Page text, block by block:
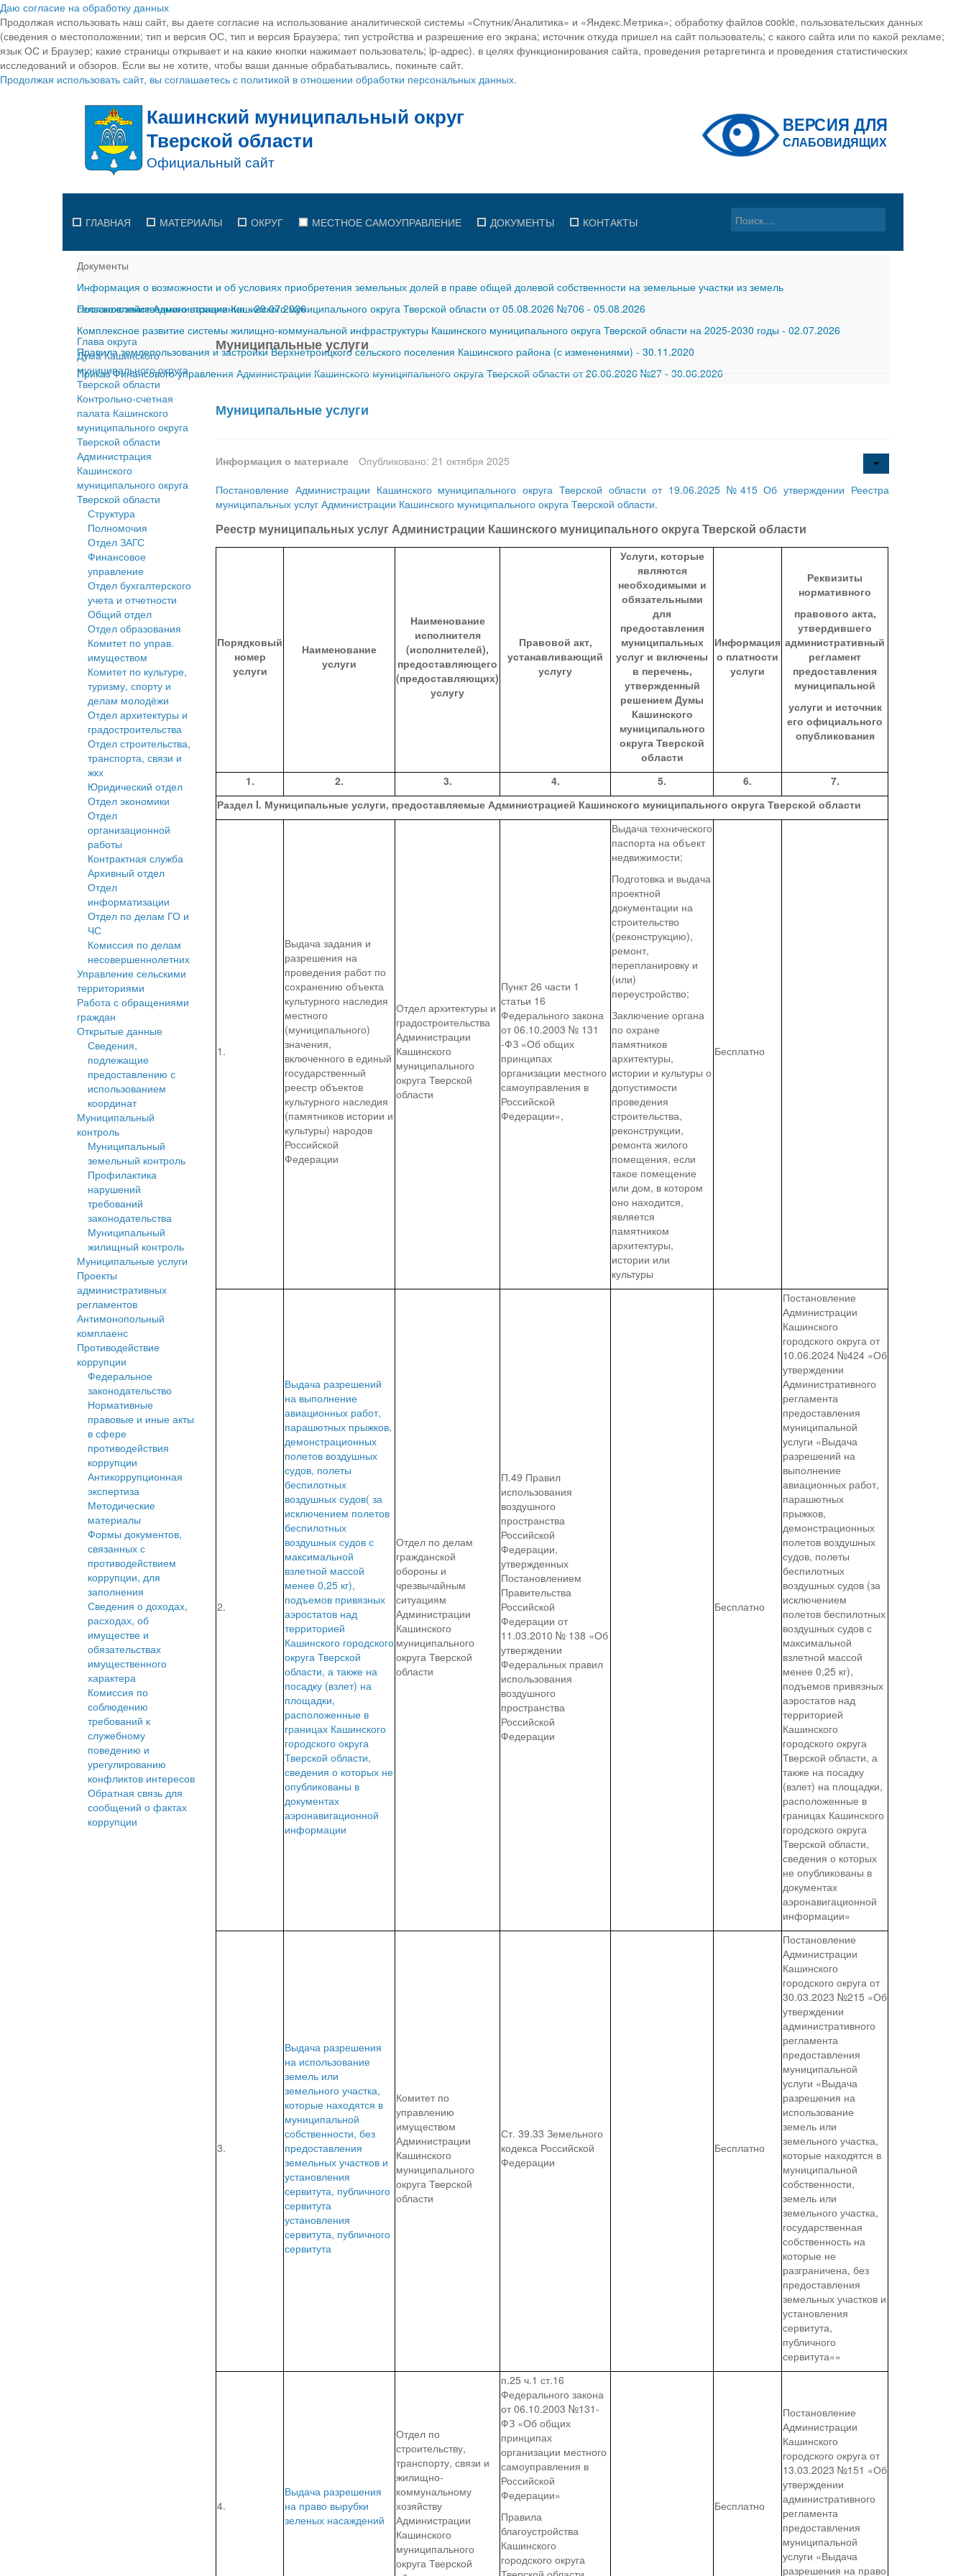
Даю согласие на обработку данных
Продолжая использовать наш сайт, вы даете согласие на использование аналитической системы «Спутник/Аналитика» и «Яндекс.Метрика»; обработку файлов cookie, пользовательских данных
(сведения о местоположении; тип и версия ОС, тип и версия Браузера; тип устройства и разрешение его экрана; источник откуда пришел на сайт пользователь; с какого сайта или по какой рекламе;
язык ОС и Браузер; какие страницы открывает и на какие кнопки нажимает пользователь; ip-адрес). в целях функционирования сайта, проведения ретаргетинга и проведения статистических
исследований и обзоров. Если вы не хотите, чтобы ваши данные обрабатывались, покиньте сайт.
Продолжая использовать сайт, вы соглашаетесь с политикой в отношении обработки персональных данных.
ГЛАВНАЯ МАТЕРИАЛЫ ОКРУГ МЕСТНОЕ САМОУПРАВЛЕНИЕ ДОКУМЕНТЫ КОНТАКТЫ
Документы
Информация о возможности и об условиях приобретения земельных долей в праве общей долевой собственности на земельные участки из земель
сельскохозяйственного назначения-29.07.2026
Постановление Администрации Кашинского муниципального округа Тверской области от 05.08.2026 №706 - 05.08.2026
Комплексное развитие системы жилищно-коммунальной инфраструктуры Кашинского муниципального округа Тверской области на 2025-2030 годы - 02.07.2026
Правила землепользования и застройки Верхнетроицкого сельского поселения Кашинского района (с изменениями) - 30.11.2020
Приказ Финансового управления Администрации Кашинского муниципального округа Тверской области от 26.06.2026 №27 - 30.06.2026
Глава округа
Дума Кашинского
муниципального округа
Тверской области
Контрольно-счетная
палата Кашинского
муниципального округа
Тверской области
Администрация
Кашинского
муниципального округа
Тверской области
Структура
Полномочия
Отдел ЗАГС
Финансовое
управление
Отдел бухгалтерского
учета и отчетности
Общий отдел
Отдел образования
Комитет по управ.
имуществом
Комитет по культуре,
туризму, спорту и
делам молодёжи
Отдел архитектуры и
градостроительства
Отдел строительства,
транспорта, связи и
жкх
Юридический отдел
Отдел экономики
Отдел
организационной
работы
Контрактная служба
Архивный отдел
Отдел
информатизации
Отдел по делам ГО и
ЧС
Комиссия по делам
несовершеннолетних
Управление сельскими
территориями
Работа с обращениями
граждан
Открытые данные
Сведения,
подлежащие
предоставлению с
использованием
координат
Муниципальный
контроль
Муниципальный
земельный контроль
Профилактика
нарушений
требований
законодательства
Муниципальный
жилищный контроль
Муниципальные услуги
Проекты
административных
регламентов
Антимонопольный
комплаенс
Противодействие
коррупции
Федеральное
законодательство
Нормативные
правовые и иные акты
в сфере
противодействия
коррупции
Антикоррупционная
экспертиза
Методические
материалы
Формы документов,
связанных с
противодействием
коррупции, для
заполнения
Сведения о доходах,
расходах, об
имуществе и
обязательствах
имущественного
характера
Комиссия по
соблюдению
требований к
служебному
поведению и
урегулированию
конфликтов интересов
Обратная связь для
сообщений о фактах
коррупции
Муниципальные услуги
Муниципальные услуги
Информация о материале
Опубликовано: 21 октября 2025
Постановление Администрации Кашинского муниципального округа Тверской области от 19.06.2025 №415 Об утверждении Реестра
муниципальных услуг Администрации Кашинского муниципального округа Тверской области.
Реестр муниципальных услуг Администрации Кашинского муниципального округа Тверской области
Порядковый
номер
услуги
Наименование
услуги
Наименование
исполнителя
(исполнителей),
предоставляющего
(предоставляющих)
услугу
Правовой акт,
устанавливающий
услугу
Услуги, которые
являются
необходимыми и
обязательными
для
предоставления
муниципальных
услуг и включены
в перечень,
утвержденный
решением Думы
Кашинского
муниципального
округа Тверской
области
Информация
о платности
услуги
Реквизиты
нормативного
правового акта,
утвердившего
административный
регламент
предоставления
муниципальной
услуги и источник
его официального
опубликования
1. 2. 3. 4. 5. 6.
7.
Раздел I. Муниципальные услуги, предоставляемыеАдминистрацией Кашинского муниципального округа Тверской области
1.
Выдача задания и
разрешения на
проведения работ по
сохранению объекта
культурного наследия
местного
(муниципального)
значения,
включенного в единый
государственный
реестр объектов
культурного наследия
(памятников истории и
культуры) народов
Российской
Федерации
Отдел архитектуры и
градостроительства
Администрации
Кашинского
муниципального
округа Тверской
области
Пункт 26 части 1
статьи 16
Федерального закона
от 06.10.2003 № 131
-ФЗ «Об общих
принципах
организации местного
самоуправления в
Российской
Федерации»,
Выдача технического
паспорта на объект
недвижимости;
Подготовка и выдача
проектной
документации на
строительство
(реконструкцию),
ремонт,
перепланировку и
(или)
переустройство;
Заключение органа
по охране
памятников
архитектуры,
истории и культуры о
допустимости
проведения
строительства,
реконструкции,
ремонта жилого
помещения, если
такое помещение
или дом, в котором
оно находится,
является
памятником
архитектуры,
истории или
культуры
Бесплатно
2.
Выдача разрешений
на выполнение
авиационных работ,
парашютных прыжков,
демонстрационных
полетов воздушных
судов, полеты
беспилотных
воздушных судов( за
исключением полетов
беспилотных
воздушных судов с
максимальной
взлетной массой
менее 0,25 кг),
подъемов привязных
аэростатов над
территорией
Кашинского городского
округа Тверской
области, а также на
посадку (взлет) на
площадки,
расположенные в
границах Кашинского
городского округа
Тверской области,
сведения о которых не
опубликованы в
документах
аэронавигационной
информации
Отдел по делам
гражданской
обороны и
чрезвычайным
ситуациям
Администрации
Кашинского
муниципального
округа Тверской
области
П.49 Правил
использования
воздушного
пространства
Российской
Федерации,
утвержденных
Постановлением
Правительства
Российской
Федерации от
11.03.2010 № 138 «Об
утверждении
Федеральных правил
использования
воздушного
пространства
Российской
Федерации
Бесплатно
Постановление
Администрации
Кашинского
городского округа от
10.06.2024 №424 «Об
утверждении
Административного
регламента
предоставления
муниципальной
услуги «Выдача
разрешений на
выполнение
авиационных работ,
парашютных
прыжков,
демонстрационных
полетов воздушных
судов, полеты
беспилотных
воздушных судов (за
исключением
полетов беспилотных
воздушных судов с
максимальной
взлетной массой
менее 0,25 кг),
подъемов привязных
аэростатов над
территорией
Кашинского
городского округа
Тверской области, а
также на посадку
(взлет) на площадки,
расположенные в
границах Кашинского
городского округа
Тверской области,
сведения о которых
не опубликованы в
документах
аэронавигационной
информации»
3.
Выдача разрешения
на использование
земель или
земельного участка,
которые находятся в
муниципальной
собственности, без
предоставления
земельных участков и
установления
сервитута, публичного
сервитута
установления
сервитута, публичного
сервитута
Комитет по
управлению
имуществом
Администрации
Кашинского
муниципального
округа Тверской
области
Ст. 39.33 Земельного
кодекса Российской
Федерации
Бесплатно
Постановление
Администрации
Кашинского
городского округа от
30.03.2023 №215 «Об
утверждении
административного
регламента
предоставления
муниципальной
услуги «Выдача
разрешения на
использование
земель или
земельного участка,
которые находятся в
муниципальной
собственности,
земель или
земельного участка,
государственная
собственность на
которые не
разграничена, без
предоставления
земельных участков и
установления
сервитута,
публичного
сервитута»»
4.
Выдача разрешения
на право вырубки
зеленых насаждений
Отдел по
строительству,
транспорту, связи и
жилищно-
коммунальному
хозяйству
Администрации
Кашинского
муниципального
округа Тверской
п.25 ч.1 ст.16
Федерального закона
от 06.10.2003 №131-
ФЗ «Об общих
принципах
организации местного
самоуправления в
Российской
Федерации»
Правила
благоустройства
Кашинского
городского округа
Бесплатно
Постановление
Администрации
Кашинского
городского округа от
13.03.2023 №151 «Об
утверждении
административного
регламента
предоставления
муниципальной
услуги «Выдача
разрешения на право